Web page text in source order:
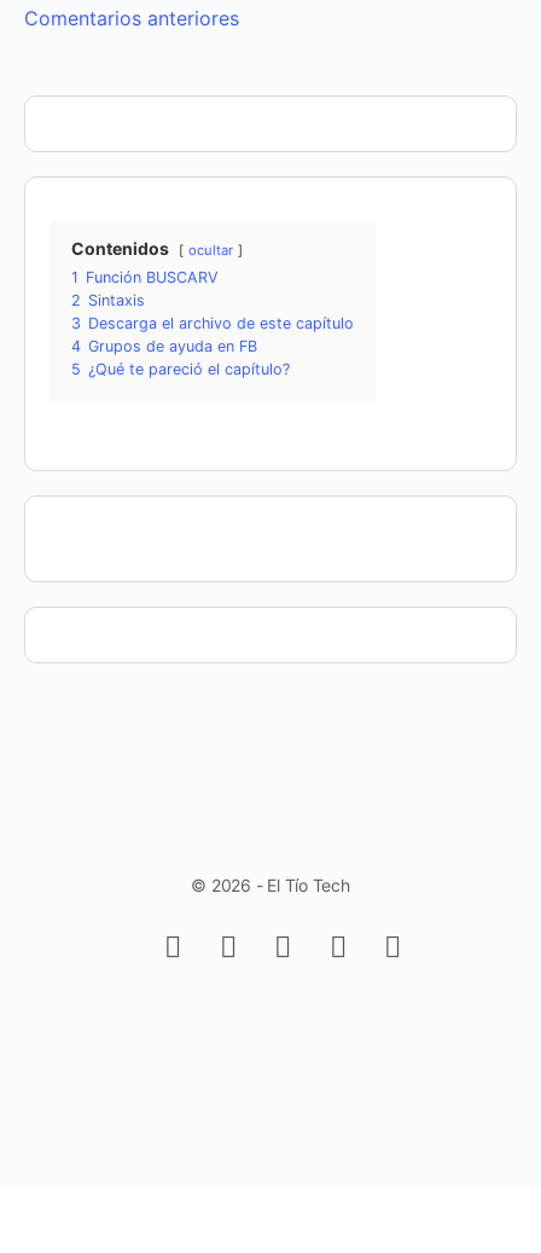
Navegación
comentarios
Comentarios anteriores
Contenidos ocultar
1 Función BUSCARV
2 Sintaxis
3 Descarga el archivo de este capítulo
4 Grupos de ayuda en FB
5 ¿Qué te pareció el capítulo?
© 2026 - El Tío Tech